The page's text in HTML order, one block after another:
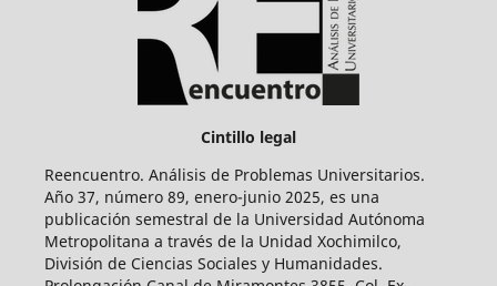
Cintillo legal
Reencuentro. Análisis de Problemas Universitarios.
Año 37, número 89, enero-junio 2025, es una
publicación semestral de la Universidad Autónoma
Metropolitana a través de la Unidad Xochimilco,
División de Ciencias Sociales y Humanidades.